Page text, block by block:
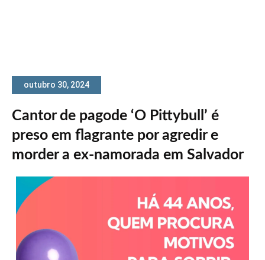
outubro 30, 2024
Cantor de pagode ‘O Pittybull’ é
preso em flagrante por agredir e
morder a ex-namorada em Salvador